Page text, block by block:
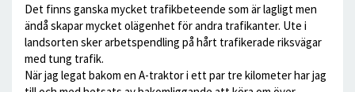
Det finns ganska mycket trafikbeteende som är lagligt men
ändå skapar mycket olägenhet för andra trafikanter. Ute i
landsorten sker arbetspendling på hårt trafikerade riksvägar
med tung trafik.
När jag legat bakom en A-traktor i ett par tre kilometer har jag